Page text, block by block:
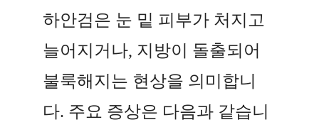
하안검은 눈 밑 피부가 처지고
늘어지거나, 지방이 돌출되어
불룩해지는 현상을 의미합니
다. 주요 증상은 다음과 같습니